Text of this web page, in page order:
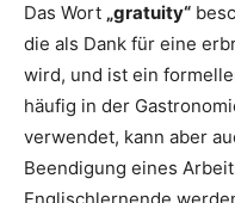
Das Wort „gratuity“
die als Dank für eine
wird, und ist ein
häufig in der
verwendet, kann aber
Beendigung eines